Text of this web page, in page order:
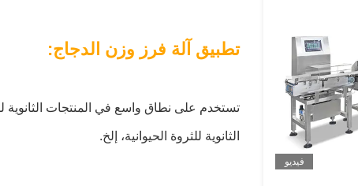
فيديو
تطبيق آلة فرز وزن الدجاج:
الثانوية للثروة الحيوانية، إلخ.